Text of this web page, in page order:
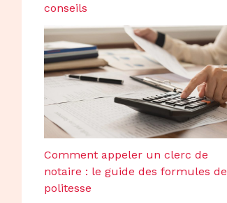
conseils
Comment appeler un clerc de
notaire : le guide des formules de
politesse